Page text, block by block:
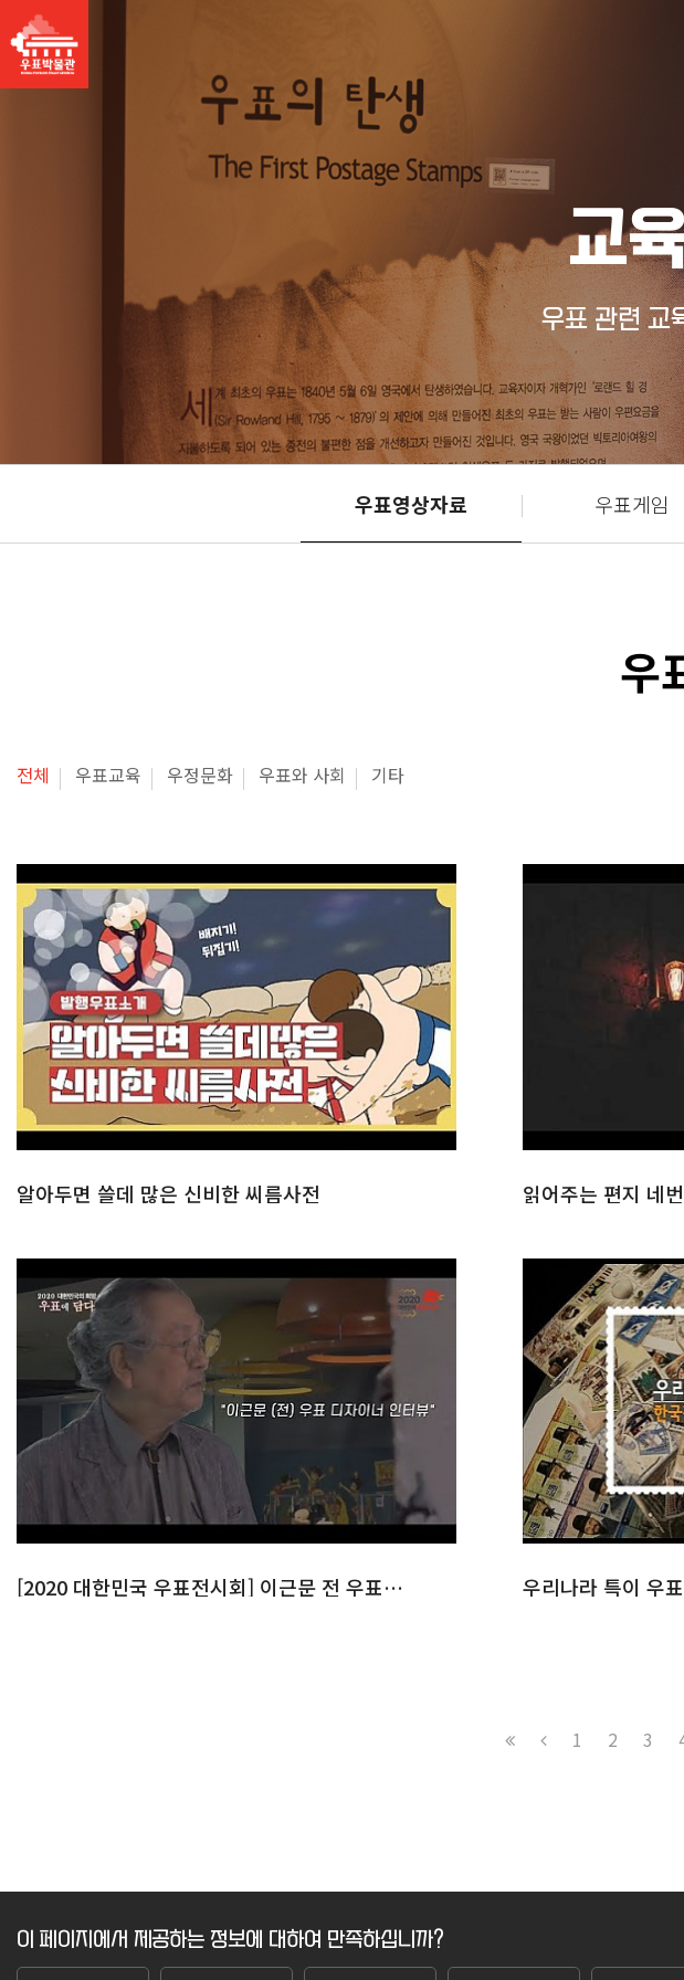
교
우표 관련 교
우표영상자료 우표게임
우
전체 우표교육 우정문화 우표와 사회 기타
알아두면 쓸데 많은 신비한 씨름사전 읽어주는 편지 네
[2020 대한민국 우표전시회] 이근문 전 우표디자이너 인터뷰 우리나라 특이 우
1 2 3
이 페이지에서 제공하는 정보에 대하여 만족하십니까?